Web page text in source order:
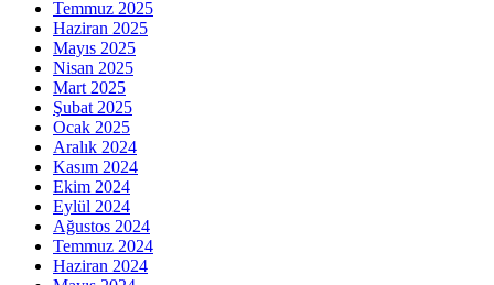
Temmuz 2025
Haziran 2025
Mayıs 2025
Nisan 2025
Mart 2025
Şubat 2025
Ocak 2025
Aralık 2024
Kasım 2024
Ekim 2024
Eylül 2024
Ağustos 2024
Temmuz 2024
Haziran 2024